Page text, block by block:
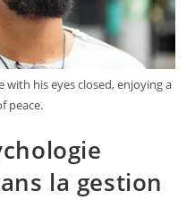
his eyes closed, enjoying a
peace.
la gestion